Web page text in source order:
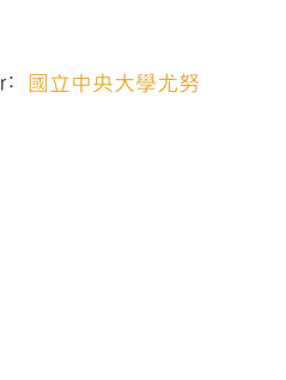
26hrs
國立中央大學尤努